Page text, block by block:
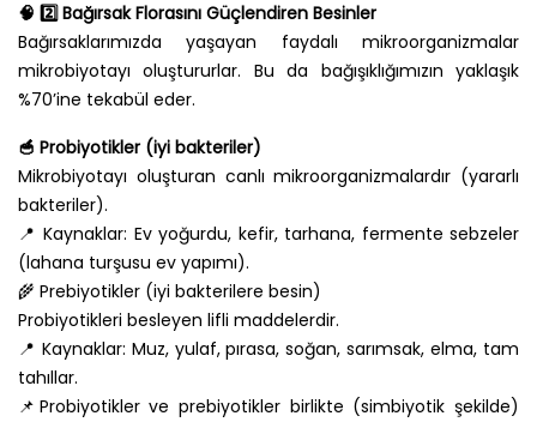
🧠 2️⃣ Bağırsak Florasını Güçlendiren Besinler
Bağırsaklarımızda yaşayan faydalı mikroorganizmalar
mikrobiyotayı oluştururlar. Bu da bağışıklığımızın yaklaşık
%70’ine tekabül eder.
🥣 Probiyotikler (iyi bakteriler)
Mikrobiyotayı oluşturan canlı mikroorganizmalardır (yararlı
bakteriler).
📍 Kaynaklar: Ev yoğurdu, kefir, tarhana, fermente sebzeler
(lahana turşusu ev yapımı).
🌾 Prebiyotikler (iyi bakterilere besin)
Probiyotikleri besleyen lifli maddelerdir.
📍 Kaynaklar: Muz, yulaf, pırasa, soğan, sarımsak, elma, tam
tahıllar.
📌Probiyotikler ve prebiyotikler birlikte (simbiyotik şekilde)